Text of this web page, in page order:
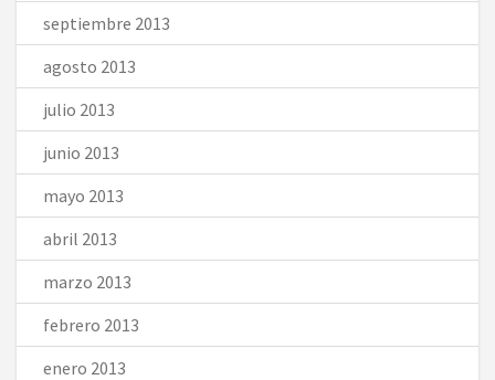
septiembre 2013
agosto 2013
julio 2013
junio 2013
mayo 2013
abril 2013
marzo 2013
febrero 2013
enero 2013